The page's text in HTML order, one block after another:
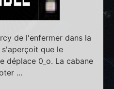
de l'enfermer dans la
que le
déplace 0_o. La cabane
...